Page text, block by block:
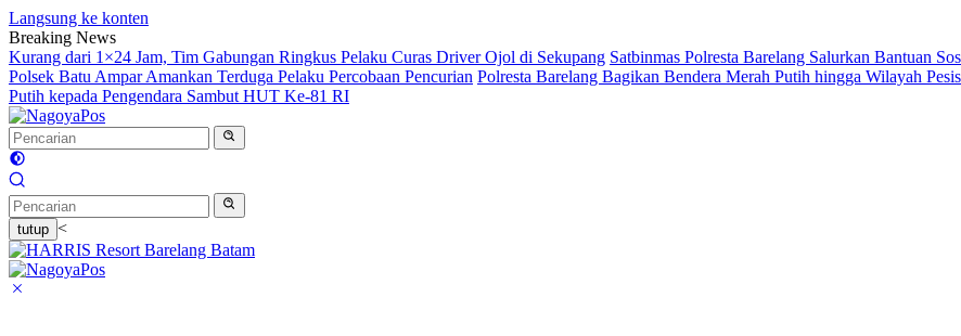
Langsung ke konten
Breaking News
Kurang dari 1×24 Jam, Tim Gabungan Ringkus Pelaku Curas Driver Ojol di Sekupang Satbinmas Polresta Barelang Salurkan Bantuan
Polsek Batu Ampar Amankan Terduga Pelaku Percobaan Pencurian Polresta Barelang Bagikan Bendera Merah Putih hingga Wilayah
Putih kepada Pengendara Sambut HUT Ke-81 RI
tutup <